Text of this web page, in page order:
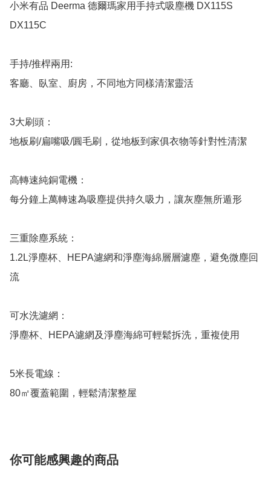
小米有品 Deerma 德爾瑪家用手持式吸塵機 DX115S
DX115C
手持/推桿兩用:
客廳、臥室、廚房，不同地方同樣清潔靈活
3大刷頭：
地板刷/扁嘴吸/圓毛刷，從地板到家俱衣物等針對性清潔
高轉速純銅電機：
每分鐘上萬轉速為吸塵提供持久吸力，讓灰塵無所遁形
三重除塵系統：
1.2L淨塵杯、HEPA濾網和淨塵海綿層層濾塵，避免微塵回
流
可水洗濾網：
淨塵杯、HEPA濾網及淨塵海綿可輕鬆拆洗，重複使用
5米長電線：
80㎡覆蓋範圍，輕鬆清潔整屋
你可能感興趣的商品